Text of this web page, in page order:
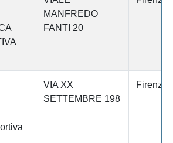
MANFREDO
FANTI 20
VIA XX
SETTEMBRE 198
Firenze